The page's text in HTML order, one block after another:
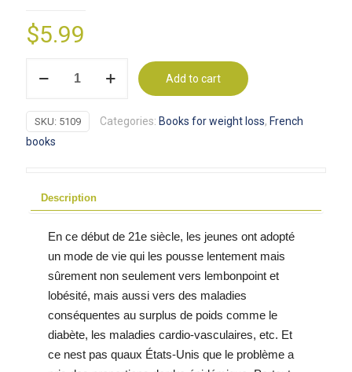
$5.99
jeunes,
un
pour
poids
quantity
Add to cart
SKU: 5109 Categories: Books for weight loss, French
books
Description
En ce début de 21e siècle, les jeunes ont adopté
un mode de vie qui les pousse lentement mais
sûrement non seulement vers lembonpoint et
lobésité, mais aussi vers des maladies
conséquentes au surplus de poids comme le
diabète, les maladies cardio-vasculaires, etc. Et
ce nest pas quaux États-Unis que le problème a